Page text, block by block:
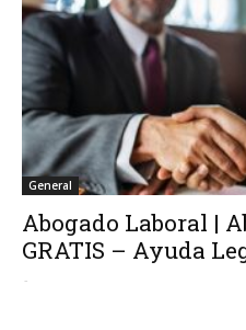
General
Abogado Laboral |
GRATIS – Ayuda
-